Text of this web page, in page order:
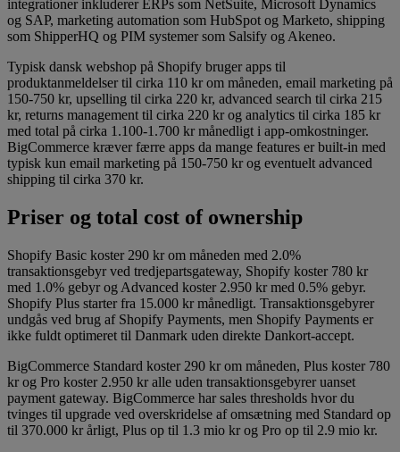
integrationer inkluderer ERPs som NetSuite, Microsoft Dynamics
og SAP, marketing automation som HubSpot og Marketo, shipping
som ShipperHQ og PIM systemer som Salsify og Akeneo.
Typisk dansk webshop på Shopify bruger apps til
produktanmeldelser til cirka 110 kr om måneden, email marketing på
150-750 kr, upselling til cirka 220 kr, advanced search til cirka 215
kr, returns management til cirka 220 kr og analytics til cirka 185 kr
med total på cirka 1.100-1.700 kr månedligt i app-omkostninger.
BigCommerce kræver færre apps da mange features er built-in med
typisk kun email marketing på 150-750 kr og eventuelt advanced
shipping til cirka 370 kr.
Priser og total cost of ownership
Shopify Basic koster 290 kr om måneden med 2.0%
transaktionsgebyr ved tredjepartsgateway, Shopify koster 780 kr
med 1.0% gebyr og Advanced koster 2.950 kr med 0.5% gebyr.
Shopify Plus starter fra 15.000 kr månedligt. Transaktionsgebyrer
undgås ved brug af Shopify Payments, men Shopify Payments er
ikke fuldt optimeret til Danmark uden direkte Dankort-accept.
BigCommerce Standard koster 290 kr om måneden, Plus koster 780
kr og Pro koster 2.950 kr alle uden transaktionsgebyrer uanset
payment gateway. BigCommerce har sales thresholds hvor du
tvinges til upgrade ved overskridelse af omsætning med Standard op
til 370.000 kr årligt, Plus op til 1.3 mio kr og Pro op til 2.9 mio kr.